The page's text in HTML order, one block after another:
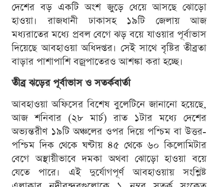
দেশের বড় একটি অংশ জুড়ে ধেয়ে আসছে ঝোড়ো
হাওয়া। রাজধানী ঢাকাসহ ১৯টি জেলায় আজ
মধ্যরাতের মধ্যে প্রবল বেগে ঝড় বয়ে যাওয়ার পূর্বাভাস
দিয়েছে আবহাওয়া অধিদপ্তর। সেই সাথে বৃষ্টির তীব্রতা
বাড়ার পাশাপাশি বজ্রপাতেরও আশঙ্কা করা হচ্ছে।
তীব্র ঝড়ের পূর্বাভাস ও সতর্কবার্তা
আবহাওয়া অফিসের বিশেষ বুলেটিনে জানানো হয়েছে,
আজ শনিবার (২৮ মার্চ) রাত ১টার মধ্যে দেশের
অভ্যন্তরীণ ১৯টি অঞ্চলের ওপর দিয়ে পশ্চিম বা উত্তর-
পশ্চিম দিক থেকে ঘণ্টায় ৪৫ থেকে ৬০ কিলোমিটার
বেগে অস্থায়ীভাবে দমকা অথবা ঝোড়ো হাওয়া বয়ে
যেতে পারে। এই দুর্যোগপূর্ণ আবহাওয়ায় সংশ্লিষ্ট